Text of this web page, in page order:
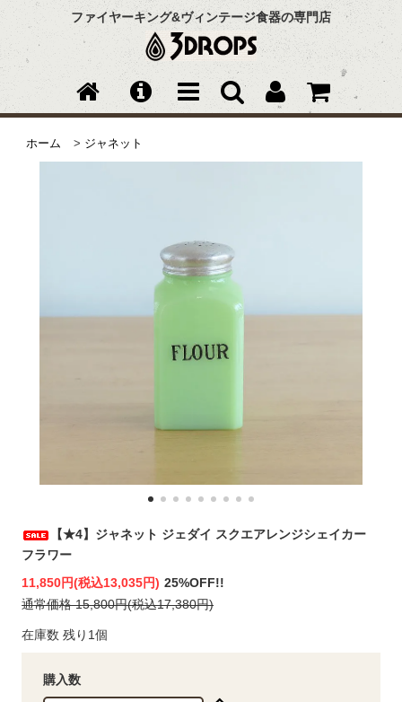
ファイヤーキング&ヴィンテージ食器の専門店
ホーム > ジャネット
【★4】ジャネット ジェダイ スクエアレンジシェイカー
フラワー
11,850円(税込13,035円) 25%OFF!!
通常価格 15,800円(税込17,380円)
在庫数 残り1個
購入数